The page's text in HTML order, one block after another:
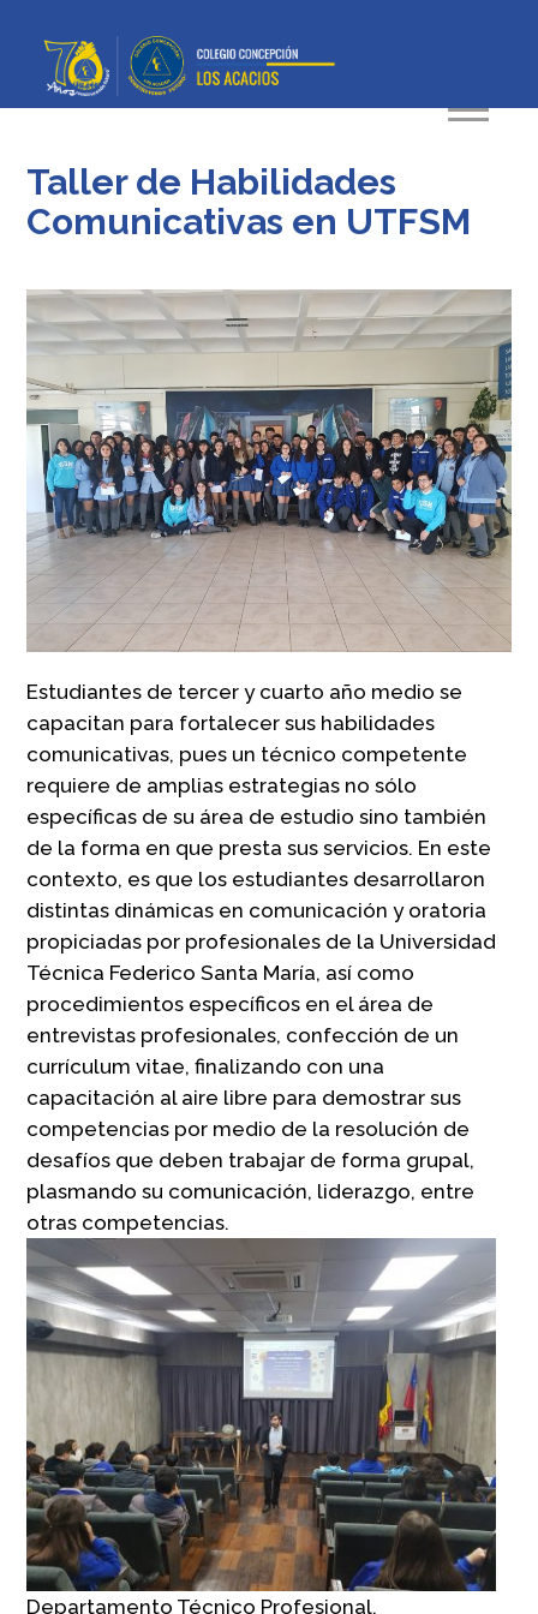
Taller de Habilidades
Comunicativas en UTFSM
Estudiantes de tercer y cuarto año medio se
capacitan para fortalecer sus habilidades
comunicativas, pues un técnico competente
requiere de amplias estrategias no sólo
específicas de su área de estudio sino también
de la forma en que presta sus servicios. En este
contexto, es que los estudiantes desarrollaron
distintas dinámicas en comunicación y oratoria
propiciadas por profesionales de la Universidad
Técnica Federico Santa María, así como
procedimientos específicos en el área de
entrevistas profesionales, confección de un
currículum vitae, finalizando con una
capacitación al aire libre para demostrar sus
competencias por medio de la resolución de
desafíos que deben trabajar de forma grupal,
plasmando su comunicación, liderazgo, entre
otras competencias.
Departamento Técnico Profesional.